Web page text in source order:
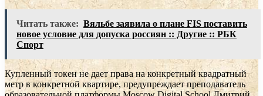
Читать также: Вяльбе заявила о плане FIS поставить
новое условие для допуска россиян :: Другие :: РБК
Спорт
Купленный токен не дает права на конкретный квадратный
метр в конкретной квартире, предупреждает преподаватель